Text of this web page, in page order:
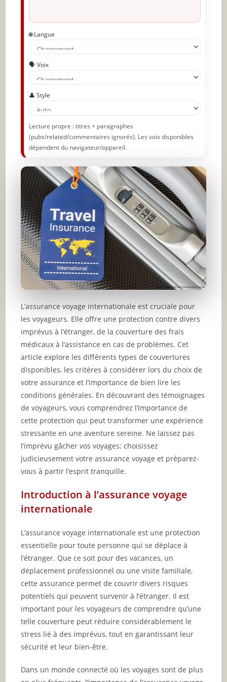
🌐 Langue
🗣️ Voix
👤 Style
Lecture propre : titres + paragraphes
(pubs/related/commentaires ignorés). Les voix disponibles
dépendent du navigateur/appareil.
L’assurance voyage internationale est cruciale pour
les voyageurs. Elle offre une protection contre divers
imprévus à l’étranger, de la couverture des frais
médicaux à l’assistance en cas de problèmes. Cet
article explore les différents types de couvertures
disponibles, les critères à considérer lors du choix de
votre assurance et l’importance de bien lire les
conditions générales. En découvrant des témoignages
de voyageurs, vous comprendrez l’importance de
cette protection qui peut transformer une expérience
stressante en une aventure sereine. Ne laissez pas
l’imprévu gâcher vos voyages; choisissez
judicieusement votre assurance voyage et préparez-
vous à partir l’esprit tranquille.
Introduction à l’assurance voyage
internationale
L’assurance voyage internationale est une protection
essentielle pour toute personne qui se déplace à
l’étranger. Que ce soit pour des vacances, un
déplacement professionnel ou une visite familiale,
cette assurance permet de couvrir divers risques
potentiels qui peuvent survenir à l’étranger. Il est
important pour les voyageurs de comprendre qu’une
telle couverture peut réduire considérablement le
stress lié à des imprévus, tout en garantissant leur
sécurité et leur bien-être.
Dans un monde connecté où les voyages sont de plus